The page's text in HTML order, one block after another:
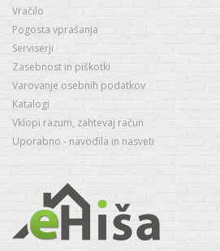
Vračilo
Pogosta vprašanja
Serviserji
Zasebnost in piškotki
Varovanje osebnih podatkov
Katalogi
Vklopi razum, zahtevaj račun
Uporabno - navodila in nasveti